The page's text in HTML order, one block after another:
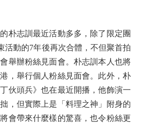
志訓最近活動多多，除了限定團
活動的7年後再次合體，不但聚首拍
舉辦粉絲見面會。朴志訓本人也將
，舉行個人粉絲見面會。此外，朴
伙頭兵》也在最近開播，他飾演一
，但實際上是「料理之神」附身的
會帶來什麼樣的驚喜，也令粉絲更